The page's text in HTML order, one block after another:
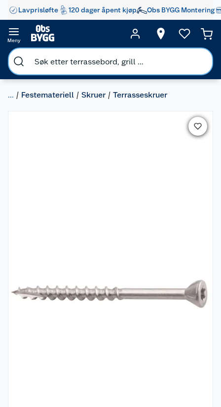
Lavprisløfte 120 dager åpent kjøp Obs BYGG Montering
Meny
... Festemateriell Skruer Terrasseskruer